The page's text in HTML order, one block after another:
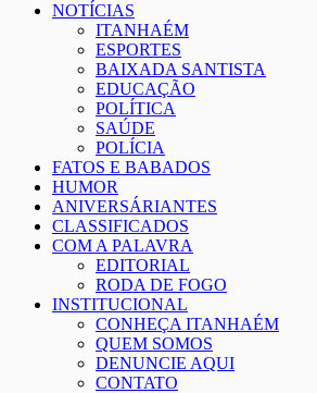
NOTÍCIAS
ITANHAÉM
ESPORTES
BAIXADA SANTISTA
EDUCAÇÃO
POLÍTICA
SAÚDE
POLÍCIA
FATOS E BABADOS
HUMOR
ANIVERSÁRIANTES
CLASSIFICADOS
COM A PALAVRA
EDITORIAL
RODA DE FOGO
INSTITUCIONAL
CONHEÇA ITANHAÉM
QUEM SOMOS
DENUNCIE AQUI
CONTATO